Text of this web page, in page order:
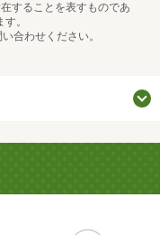
することを表すものであ
。
合わせください。